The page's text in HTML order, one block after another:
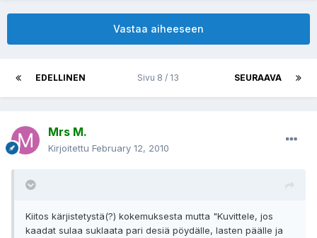
Vastaa aiheeseen
EDELLINEN SEURAAVA
Sivu 8 / 13
Mrs M.
Kirjoitettu February 12, 2010
Kiitos kärjistetystä(?) kokemuksesta mutta "Kuvittele, jos
kaadat sulaa suklaata pari desiä pöydälle, lasten päälle ja